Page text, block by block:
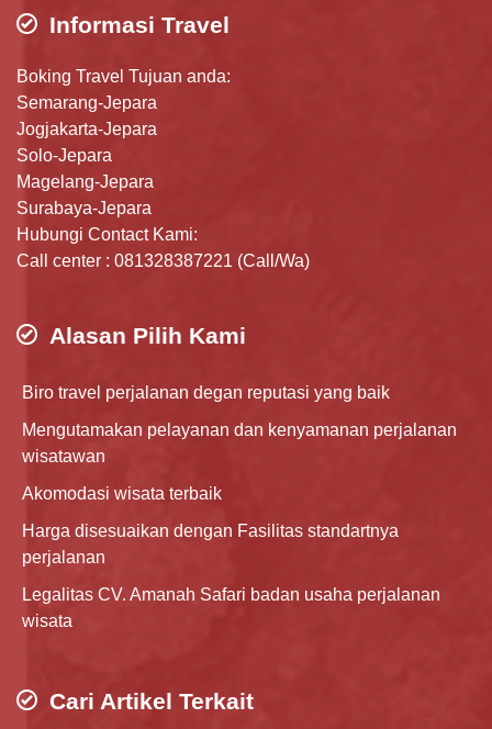
Informasi Travel
Boking Travel Tujuan anda:
Semarang-Jepara
Jogjakarta-Jepara
Solo-Jepara
Magelang-Jepara
Surabaya-Jepara
Hubungi Contact Kami:
Call center : 081328387221 (Call/Wa)
Alasan Pilih Kami
Biro travel perjalanan degan reputasi yang baik
Mengutamakan pelayanan dan kenyamanan perjalanan
wisatawan
Akomodasi wisata terbaik
Harga disesuaikan dengan Fasilitas standartnya
perjalanan
Legalitas CV. Amanah Safari badan usaha perjalanan
wisata
Cari Artikel Terkait